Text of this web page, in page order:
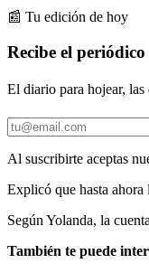
📰 Tu edición de hoy
Recibe el
El diario para hojear,
Al suscribirte aceptas
Explicó que hasta ahora
Según Yolanda, la
También te puede